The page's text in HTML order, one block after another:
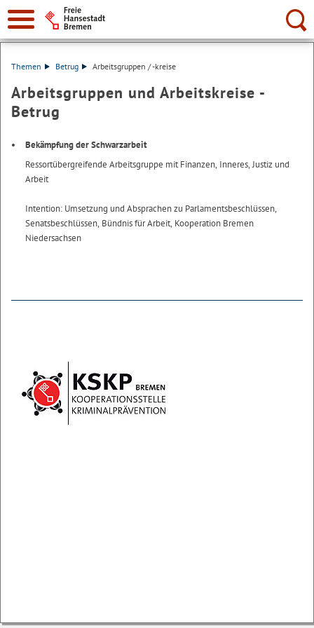
Suche:
Themen Betrug Arbeitsgruppen / -kreise
Arbeitsgruppen und Arbeitskreise -
Betrug
Bekämpfung der Schwarzarbeit
Ressortübergreifende Arbeitsgruppe mit Finanzen, Inneres, Justiz und
Arbeit
Intention: Umsetzung und Absprachen zu Parlamentsbeschlüssen,
Senatsbeschlüssen, Bündnis für Arbeit, Kooperation Bremen
Niedersachsen